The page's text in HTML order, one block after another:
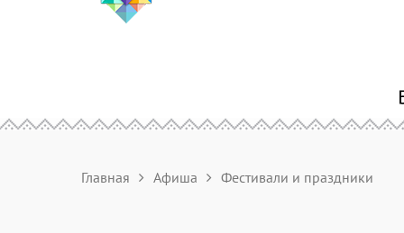
Главная Афиша Фестивали и праздники